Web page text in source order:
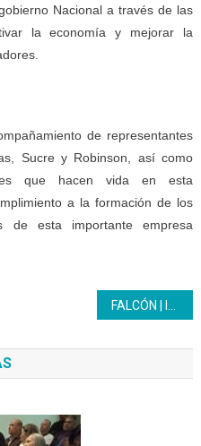
Nacional a través de las
la economía y mejorar la
de representantes
Sucre y Robinson, así como
que hacen vida en esta
a la formación de los
de esta importante empresa